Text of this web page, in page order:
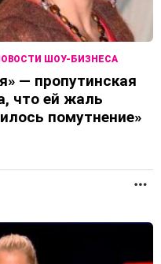
ШОУ-БИЗНЕСА
— пропутинская
что ей жаль
помутнение»